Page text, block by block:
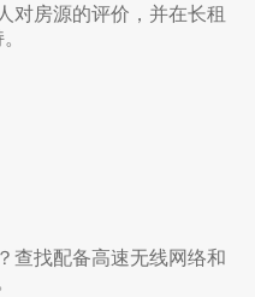
对房源的评价，并在长租
查找配备高速无线网络和